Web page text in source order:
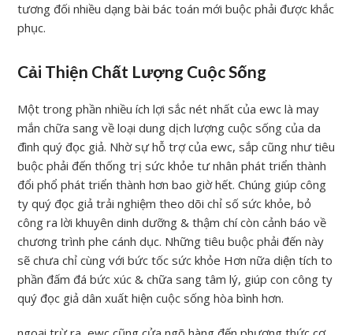
tương đối nhiều dạng bài bác toán mới buộc phải được khắc
phục.
Cải Thiện Chất Lượng Cuộc Sống
Một trong phần nhiều ích lợi sắc nét nhất của ewc là may
mắn chữa sang về loại dung dịch lượng cuộc sống của da
đình quý đọc giả. Nhờ sự hỗ trợ của ewc, sắp cũng như tiêu
buộc phải đến thống trị sức khỏe tư nhân phát triển thành
đổi phổ phát triển thành hơn bao giờ hết. Chúng giúp công
ty quý đọc giả trải nghiệm theo dõi chỉ số sức khỏe, bỏ
công ra lời khuyên dinh dưỡng & thậm chí còn cảnh báo về
chương trình phe cánh dục. Những tiêu buộc phải đến này
sẽ chưa chỉ cùng với bức tốc sức khỏe Hơn nữa diện tích to
phần đấm đá bức xúc & chữa sang tâm lý, giúp con công ty
quý đọc giả dân xuất hiện cuộc sống hòa bình hơn.